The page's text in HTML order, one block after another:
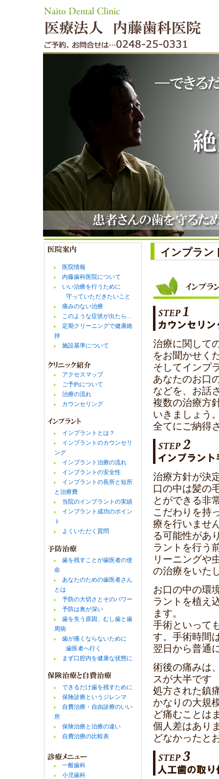
医院情報
内藤歯科医院について
いい治療を行うために
守っていただきたいこと
痛みのない治療
このような症状が出たら…
定期クリーニングで健康維
持
施設基準について
アクセスマップ
ご予約について
治療の流れ
カウンセリング
インプラントとは？
インプラントのカウンセリ
ング
インプラント治療の流れ
インプラントの安全性
インプラントの長所と短所
と治療費
当院のインプラントの実績
インプラント成功のポイン
ト
よくいただく質問
歯を残すことが歯医者の使
命
あなたのための歯医者さん
とは
予防の大切さとそのパワー
予防は奥が深い
歯を失う原因、むし歯と歯
周病
歯が痛くならないために
歯医者へ行く
まず口腔内を健康な状態に
できるだけ歯を残すために
保険診療というジレンマ
自費治療・自由診療のいい
所
保険治療と治療の違い
自費治療の比較表
一般歯科
小児歯科
インプラン
治療に関して
をお聞かせく
そしてインプ
あなたのお口
などを、お話
複数の治療方
いきましょう
全てにご納得
治療方針が決
口の中は髪の
とができる非
こだわりを持
療を行いませ
る可能性があ
ラントを行う
リーニングや
の治療をいた
お口の中の環
ラントを植え
ます。
手術といって
す。手術時間
翌日から普通
術後の痛みは
スが大半です
処方された鎮
かなりの大規
ど痛むことは
個人差はあり
どなかったと